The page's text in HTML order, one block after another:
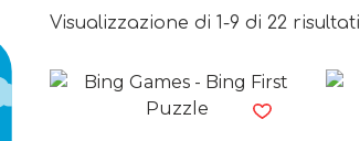
Visualizzazione di 1-9 di 22 risultati